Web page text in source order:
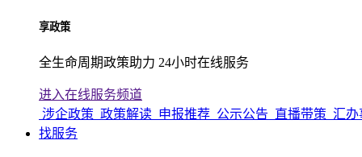
享政策
全生命周期政策助力 24小时在线服务
进入在线服务频道
涉企政策 政策解读 申报推荐 公示公告 直播带策 汇办
找服务